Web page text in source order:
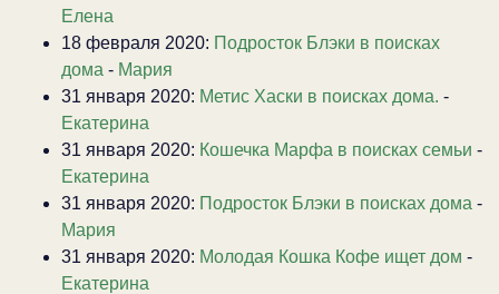
Елена
18 февраля 2020: Подросток Блэки в поисках
дома - Мария
31 января 2020: Метис Хаски в поисках дома. -
Екатерина
31 января 2020: Кошечка Марфа в поисках семьи -
Екатерина
31 января 2020: Подросток Блэки в поисках дома -
Мария
31 января 2020: Молодая Кошка Кофе ищет дом -
Екатерина